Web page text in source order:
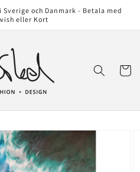
och Danmark - Betala med
eller Kort